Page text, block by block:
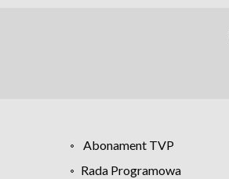
Abonament TVP
Rada Programowa